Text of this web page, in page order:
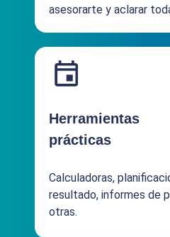
asesorarte y aclarar
Herramientas
prácticas
Calculadoras,
resultado, informes de
otras.